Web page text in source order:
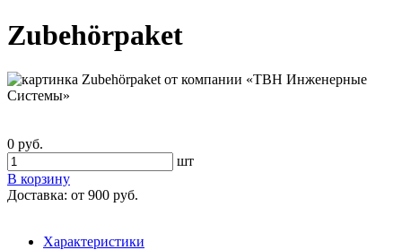
Zubehörpaket
0 руб.
шт
В корзину
Доставка: от 900 руб.
Характеристики